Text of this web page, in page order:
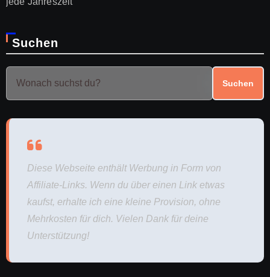
Suchen
Suchen
Diese Webseite enthält Werbung in Form von
Affiliate-Links. Wenn du über einen Link etwas
kaufst, erhalte ich eine kleine Provision, ohne
Mehrkosten für dich. Vielen Dank für deine
Unterstützung!